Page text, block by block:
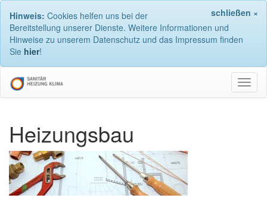
schließen ×
Hinweis: Cookies helfen uns bei der
Bereitstellung unserer Dienste. Weitere Informationen und
Hinweise zu unserem Datenschutz und das Impressum finden
Sie hier!
Heizungsbau